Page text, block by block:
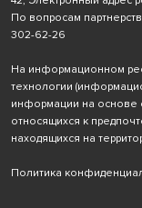
По вопросам
302-62-26
На информационном
технологии
информации на основе
относящихся к
находящихся на
Политика